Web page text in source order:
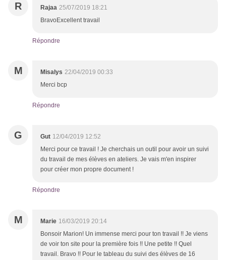
R Rajaa 25/07/2019 18:21
BravoExcellent travail
Répondre
M Misalys 22/04/2019 00:33
Merci bcp
Répondre
G Gut 12/04/2019 12:52
Merci pour ce travail ! Je cherchais un outil pour avoir un suivi
du travail de mes élèves en ateliers. Je vais m'en inspirer
pour créer mon propre document !
Répondre
M Marie 16/03/2019 20:14
Bonsoir Marion! Un immense merci pour ton travail !! Je viens
de voir ton site pour la première fois !! Une petite !! Quel
travail. Bravo !! Pour le tableau du suivi des élèves de 16